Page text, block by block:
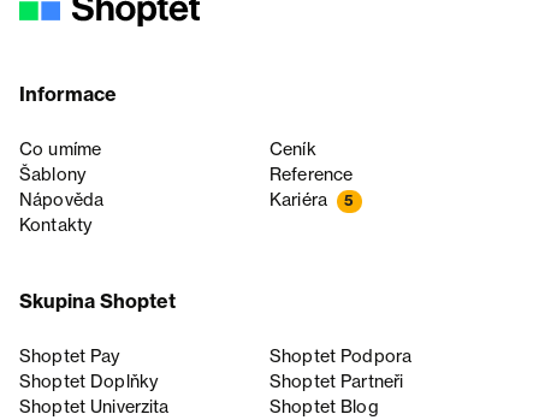
Informace
Co umíme
Ceník
Šablony
Reference
Nápověda
Kariéra 5
Kontakty
Skupina Shoptet
Shoptet Pay
Shoptet Podpora
Shoptet Doplňky
Shoptet Partneři
Shoptet Univerzita
Shoptet Blog